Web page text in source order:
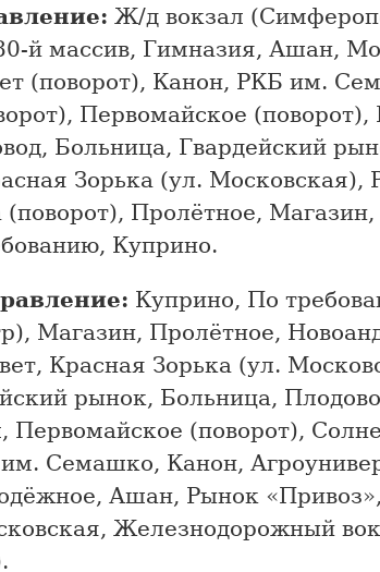
Ж/д вокзал
й массив, Гимназия, Ашан,
(поворот), Канон, РКБ им.
Первомайское
Больница, Гвардейский
Зорька (ул. Московская),
(поворот), Пролётное,
Куприно.
Куприно, По
Магазин, Пролётное,
Красная Зорька (ул.
рынок, Больница,
Первомайское (поворот),
Семашко, Канон,
Ашан, Рынок
Железнодорожный